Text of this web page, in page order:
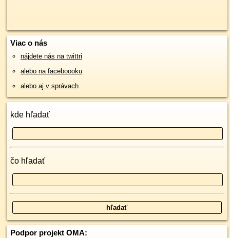
Viac o nás
nájdete nás na twittri
alebo na faceboooku
alebo aj v správach
kde hľadať
čo hľadať
Podpor projekt OMA: